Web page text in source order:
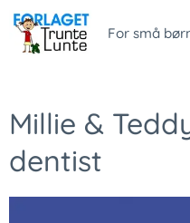
For små
Millie &
dentist